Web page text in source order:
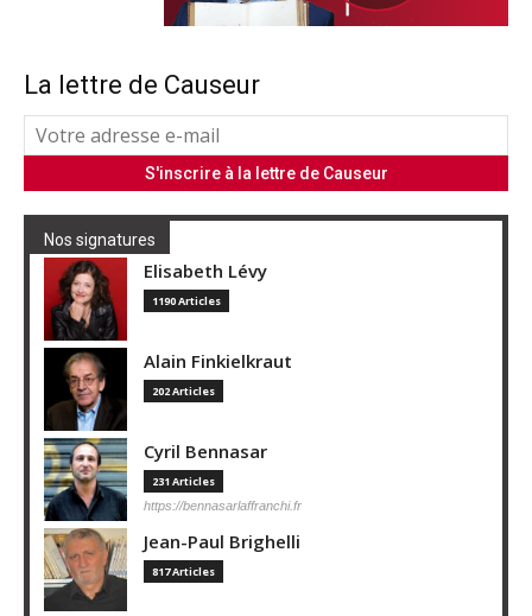
La lettre de Causeur
Nos signatures
Elisabeth Lévy
1190 Articles
Alain Finkielkraut
202 Articles
Cyril Bennasar
231 Articles
https://bennasarlaffranchi.fr
Jean-Paul Brighelli
817 Articles